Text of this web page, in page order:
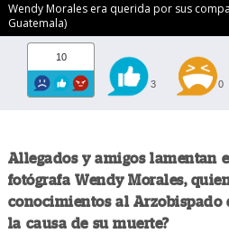
Wendy Morales era querida por sus
Guatemala)
10
3 0
Allegados y amigos lamentan
fotógrafa Wendy Morales,
conocimientos al Arzobispado
la causa de su muerte?